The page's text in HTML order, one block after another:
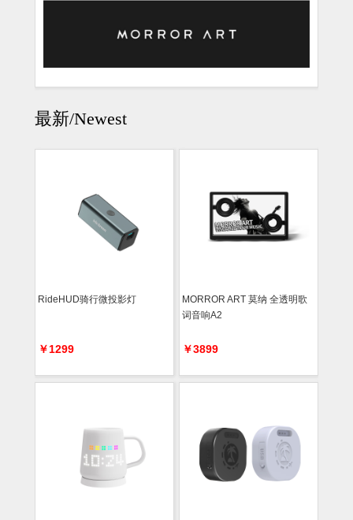
最新/Newest
RideHUD骑行微投影灯
￥1299
MORROR ART 莫纳 全透明歌
词音响A2
￥3899